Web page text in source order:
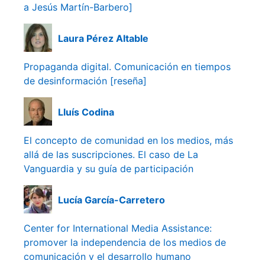
a Jesús Martín-Barbero]
Laura Pérez Altable
Propaganda digital. Comunicación en tiempos
de desinformación [reseña]
Lluís Codina
El concepto de comunidad en los medios, más
allá de las suscripciones. El caso de La
Vanguardia y su guía de participación
Lucía García-Carretero
Center for International Media Assistance:
promover la independencia de los medios de
comunicación y el desarrollo humano